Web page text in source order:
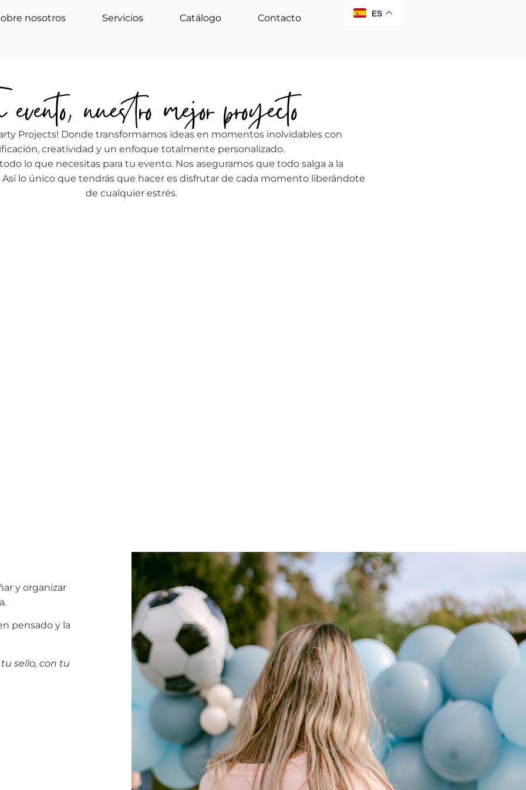
ES
nosotros Servicios Catálogo Contacto
nuestro mejor proyecto
Projects! Donde transformamos ideas en momentos inolvidables con
creatividad y un enfoque totalmente personalizado.
lo que necesitas para tu evento. Nos aseguramos que todo salga a la
Así lo único que tendrás que hacer es disfrutar de cada momento liberándote
de cualquier estrés.
y organizar
pensado y la
sello, con tu